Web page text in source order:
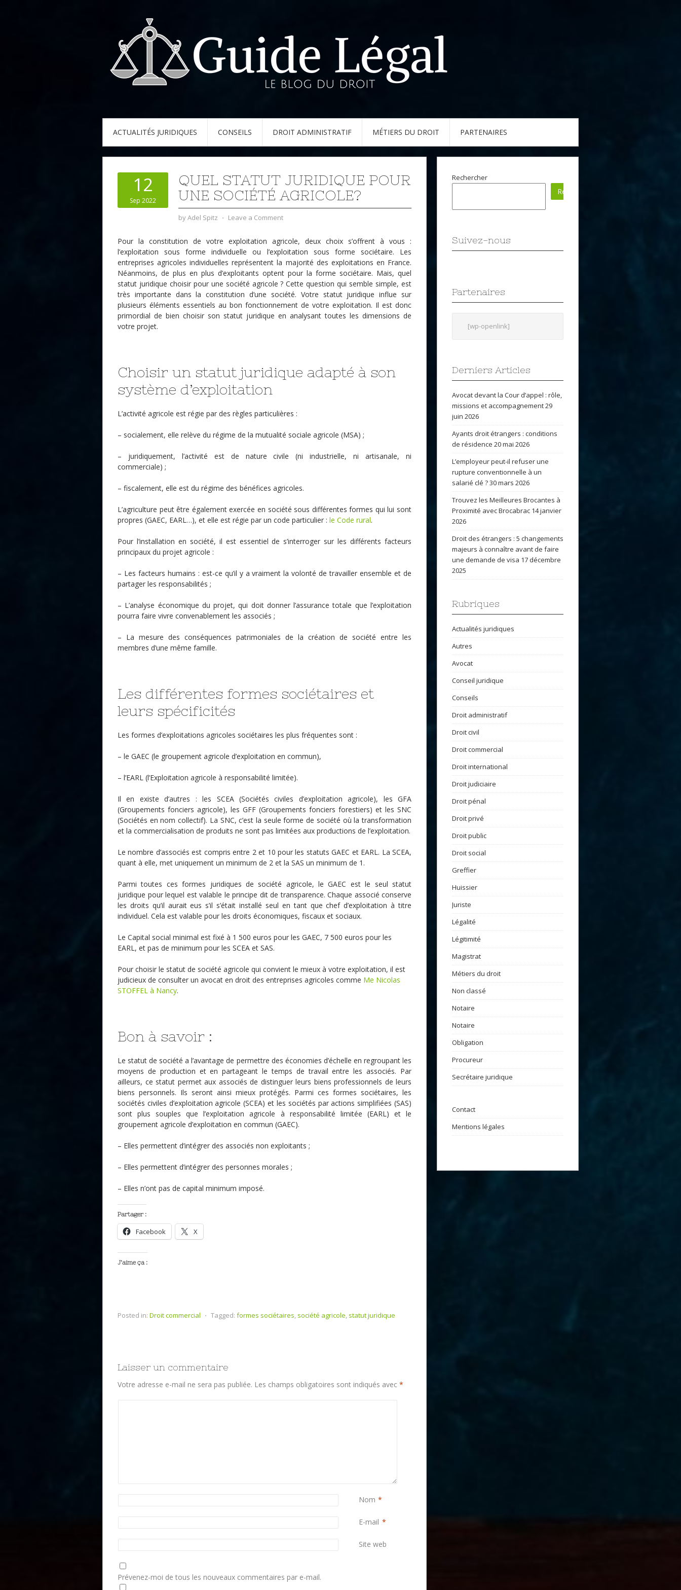
ACTUALITÉS JURIDIQUES CONSEILS DROIT ADMINISTRATIF MÉTIERS DU DROIT PARTENAIRES
12
Sep 2022
QUEL STATUT JURIDIQUE POUR
UNE SOCIÉTÉ AGRICOLE?
byAdel Spitz ⋅ Leave a Comment
Pour la constitution de votre exploitation agricole, deux choix s’offrent à vous :
l’exploitation sous forme individuelle ou l’exploitation sous forme sociétaire. Les
entreprises agricoles individuelles représentent la majorité des exploitations en France.
Néanmoins, de plus en plus d’exploitants optent pour la forme sociétaire. Mais, quel
statut juridique choisir pour une société agricole ? Cette question qui semble simple, est
très importante dans la constitution d’une société. Votre statut juridique influe sur
plusieurs éléments essentiels au bon fonctionnement de votre exploitation. Il est donc
primordial de bien choisir son statut juridique en analysant toutes les dimensions de
votre projet.
Choisir un statut juridique adapté à son
système d’exploitation
L’activité agricole est régie par des règles particulières :
– socialement, elle relève du régime de la mutualité sociale agricole (MSA) ;
– juridiquement, l’activité est de nature civile (ni industrielle, ni artisanale, ni
commerciale) ;
– fiscalement, elle est du régime des bénéfices agricoles.
L’agriculture peut être également exercée en société sous différentes formes qui lui sont
propres (GAEC, EARL…), et elle est régie par un code particulier : le Code rural.
Pour l’installation en société, il est essentiel de s’interroger sur les différents facteurs
principaux du projet agricole :
– Les facteurs humains : est-ce qu’il y a vraiment la volonté de travailler ensemble et de
partager les responsabilités ;
– L’analyse économique du projet, qui doit donner l’assurance totale que l’exploitation
pourra faire vivre convenablement les associés ;
– La mesure des conséquences patrimoniales de la création de société entre les
membres d’une même famille.
Les différentes formes sociétaires et
leurs spécificités
Les formes d’exploitations agricoles sociétaires les plus fréquentes sont :
– le GAEC (le groupement agricole d’exploitation en commun),
– l’EARL (l’Exploitation agricole à responsabilité limitée).
Il en existe d’autres : les SCEA (Sociétés civiles d’exploitation agricole), les GFA
(Groupements fonciers agricole), les GFF (Groupements fonciers forestiers) et les SNC
(Sociétés en nom collectif). La SNC, c’est la seule forme de société où la transformation
et la commercialisation de produits ne sont pas limitées aux productions de l’exploitation.
Le nombre d’associés est compris entre 2 et 10 pour les statuts GAEC et EARL. La SCEA,
quant à elle, met uniquement un minimum de 2 et la SAS un minimum de 1.
Parmi toutes ces formes juridiques de société agricole, le GAEC est le seul statut
juridique pour lequel est valable le principe dit de transparence. Chaque associé conserve
les droits qu’il aurait eus s’il s’était installé seul en tant que chef d’exploitation à titre
individuel. Cela est valable pour les droits économiques, fiscaux et sociaux.
Le Capital social minimal est fixé à 1 500 euros pour les GAEC, 7 500 euros pour les
EARL, et pas de minimum pour les SCEA et SAS.
Pour choisir le statut de société agricole qui convient le mieux à votre exploitation, il est
judicieux de consulter un avocat en droit des entreprises agricoles comme Me Nicolas
STOFFEL à Nancy.
Bon à savoir :
Le statut de société a l’avantage de permettre des économies d’échelle en regroupant les
moyens de production et en partageant le temps de travail entre les associés. Par
ailleurs, ce statut permet aux associés de distinguer leurs biens professionnels de leurs
biens personnels. Ils seront ainsi mieux protégés. Parmi ces formes sociétaires, les
sociétés civiles d’exploitation agricole (SCEA) et les sociétés par actions simplifiées (SAS)
sont plus souples que l’exploitation agricole à responsabilité limitée (EARL) et le
groupement agricole d’exploitation en commun (GAEC).
– Elles permettent d’intégrer des associés non exploitants ;
– Elles permettent d’intégrer des personnes morales ;
– Elles n’ont pas de capital minimum imposé.
Partager :
Facebook X
J’aime ça :
Posted in: Droit commercial ⋅ Tagged: formes sociétaires, société agricole, statut juridique
Laisser un commentaire
Votre adresse e-mail ne sera pas publiée. Les champs obligatoires sont indiqués avec *
Nom *
E-mail *
Site web
Prévenez-moi de tous les nouveaux commentaires par e-mail.
Rechercher
Rechercher
Suivez-nous
Partenaires
[wp-openlink]
Derniers Articles
Avocat devant la Cour d’appel : rôle,
missions et accompagnement29
juin 2026
Ayants droit étrangers : conditions
de résidence 20 mai 2026
L’employeur peut-il refuser une
rupture conventionnelle à un
salarié clé ?30 mars 2026
Trouvez les Meilleures Brocantes à
Proximité avec Brocabrac 14 janvier
2026
Droit des étrangers : 5 changements
majeurs à connaître avant de faire
une demande de visa 17 décembre
2025
Rubriques
Actualités juridiques
Autres
Avocat
Conseil juridique
Conseils
Droit administratif
Droit civil
Droit commercial
Droit international
Droit judiciaire
Droit pénal
Droit privé
Droit public
Droit social
Greffier
Huissier
Juriste
Légalité
Légitimité
Magistrat
Métiers du droit
Non classé
Notaire
Notaire
Obligation
Procureur
Secrétaire juridique
Contact
Mentions légales